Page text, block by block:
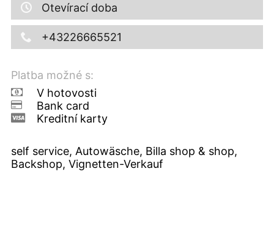
Otevírací doba
+43226665521
Platba možné s:
V hotovosti
Bank card
Kreditní karty
self service, Autowäsche, Billa shop & shop,
Backshop, Vignetten-Verkauf